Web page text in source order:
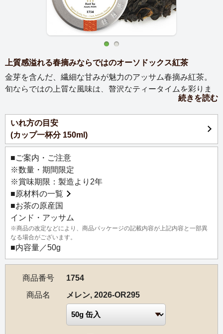
上質感溢れる春摘みならではのオーソドックス紅茶
金芽を含んだ、繊細な甘みが魅力のアッサム春摘み紅茶。
旬ならではの上質な風味は、贅沢なティータイムを彩りま
【お茶の説明】
アッサムでも香り高いお茶を作ることで知られているメレ
ン茶園から届いた、春摘みのオーソドックスタイプの紅茶
です。
なめらかな飲み口の軽妙な風味ですが、豊かな甘みがあ
り、深い満足感を与えてくれます。上質感溢れる春摘みな
らではのオーソドックス紅茶は、ぜひストレートでお楽し
みいただきたい逸品です。
【茶園情報】
開拓者であり起業家でもあった J.E.トッド氏の茶園主にな
茶園の場所がメレン川のほとりにある世界遺産のギボンフ
ォレストの中に位置することから、メレン茶園という名前
が付けられました。標高およそ115mに広がるこのメレン茶
園は、アッサムで最も古い茶園の一つとして知られてお
り、高品質で正統派のアッサム紅茶を生産することで高く
続きを読む
いれ方の目安
(カップ一杯分 150ml)
■ご案内・ご注意
※数量・期間限定
※賞味期限：製造より2年
■原材料の一覧
■お茶の原産国
インド・アッサム
※商品の改定などにより、商品パッケージの記載内容が上記内容と一部異
なる場合がございます。
■内容量／50g
商品番号
1754
商品名
メレン, 2026-OR295